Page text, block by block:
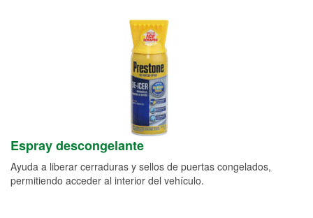
Espray descongelante
Ayuda a liberar cerraduras y sellos de puertas congelados,
permitiendo acceder al interior del vehículo.